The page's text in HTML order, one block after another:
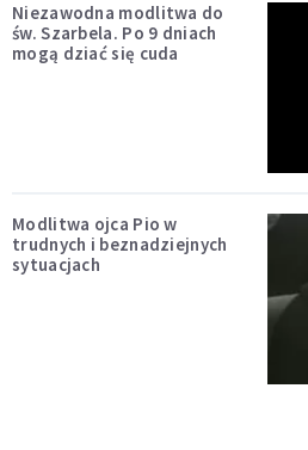
Niezawodna modlitwa do
św. Szarbela. Po 9 dniach
mogą dziać się cuda
Modlitwa ojca Pio w
trudnych i beznadziejnych
sytuacjach